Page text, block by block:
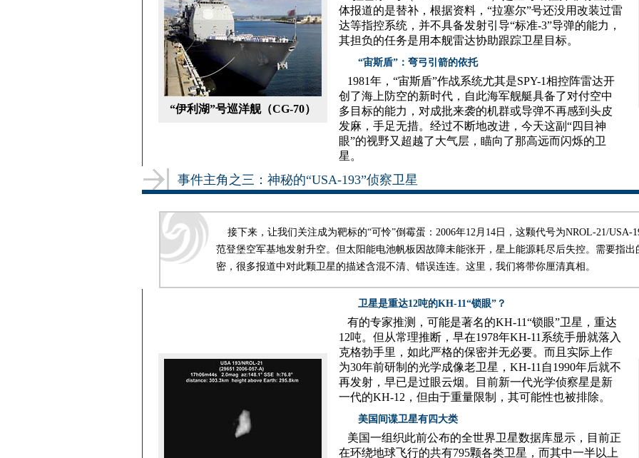
“伊利湖”号巡洋舰（CG-70）
体报道的是替补，根据资料，“拉塞尔”号还没用改装过雷
达等指控系统，并不具备发射引导“标准-3”导弹的能力，
其担负的任务是用本舰雷达协助跟踪卫星目标。
“宙斯盾”：弯弓引箭的依托
1981年，“宙斯盾”作战系统尤其是SPY-1相控阵雷达开
创了海上防空的新时代，自此海军舰艇具备了对付空中
多目标的能力，对成批来袭的机群或导弹不再感到头皮
发麻，手足无措。经过不断地改进，今天这副“四目神
眼”的视野又超越了大气层，瞄向了那高远而闪烁的卫
星。
事件主角之三：神秘的“USA-193”侦察卫星
接下来，让我们关注成为靶标的“可怜”倒霉蛋：2006年12月14日，这颗代号为NROL-21/USA-
范登堡空军基地发射升空。但太阳能电池帆板因故障未能张开，星上能源耗尽后失控。需要指
密，很多报道中对此颗卫星的描述含混不清、错误连连。这里，我们将带你厘清真相。
卫星是重达12吨的KH-11“锁眼”？
有的专家推测，可能是著名的KH-11“锁眼”卫星，重达
12吨。但从常理推断，早在1978年KH-11系统手册就落入
克格勃手里，如此严格的保密并无必要。而且实际上作
为30年前研制的光学成像老卫星，KH-11自1990年后就不
再发射，早已是过眼云烟。目前新一代光学侦察星是新
一代的KH-12，但由于重量限制，其可能性也被排除。
美国间谍卫星有四大类
美国一组织此前公布的全世界卫星数据库显示，目前正
在环绕地球飞行的共有795颗各类卫星，而其中一半以上